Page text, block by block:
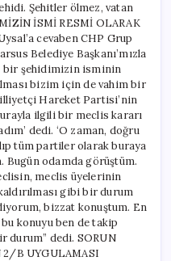
Şehitler ölmez, vatan
İSMİ RESMİ OLARAK
cevaben CHP Grup
Belediye Başkanı’mızla
bir şehidimizin isminin
bizim için de vahim bir
Hareket Partisi’nin
ilgili bir meclis kararı
dedi. ‘O zaman, doğru
tüm partiler olarak buraya
Bugün odamda görüştüm.
meclis üyelerinin
gibi bir durum
bizzat konuştum. En
konuyu ben de takip
durum” dedi. SORUN
2/B UYGULAMASI